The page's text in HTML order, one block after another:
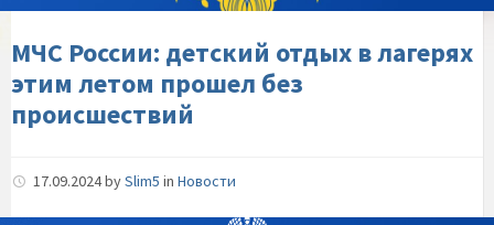
этим-
летом-
прошел-
без-
МЧС России: детский отдых в лагерях
этим летом прошел без
происшествий
17.09.2024bySlim5 in Новости